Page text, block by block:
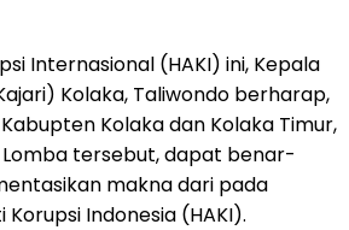
Internasional (HAKI) ini, Kepala
Kolaka, Taliwondo berharap,
Kolaka dan Kolaka Timur,
Lomba tersebut, dapat benar-
makna dari pada
Indonesia (HAKI).